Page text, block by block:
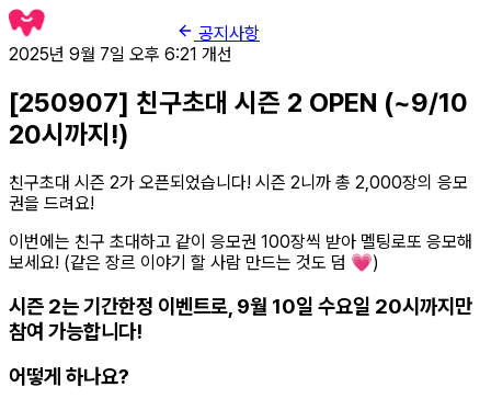
공지사항
2025년 9월 7일 오후 6:21 개선
[250907] 친구초대 시즌 2 OPEN (~9/10
20시까지!)
친구초대 시즌 2가 오픈되었습니다! 시즌 2니까 총 2,000장의 응모
권을 드려요!
이번에는 친구 초대하고 같이 응모권 100장씩 받아 멜팅로또 응모해
보세요! (같은 장르 이야기 할 사람 만드는 것도 덤 💗)
시즌 2는 기간한정 이벤트로, 9월 10일 수요일 20시까지만
참여 가능합니다!
어떻게 하나요?